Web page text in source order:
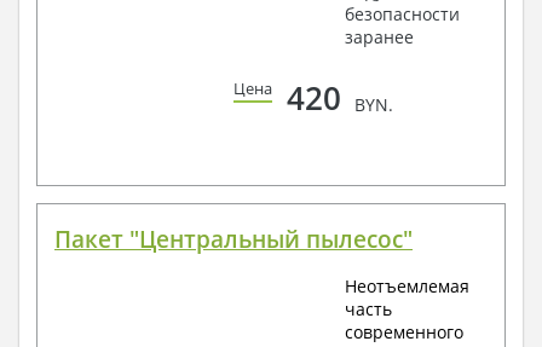
безопасности
заранее
Цена 420 BYN.
Пакет "Центральный пылесос"
Неотъемлемая
часть
современного